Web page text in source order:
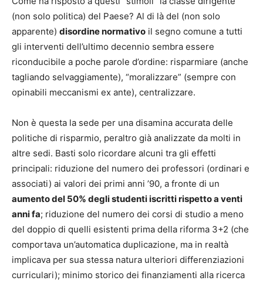
(non solo politica) del Paese? Al di là del (non solo
apparente) disordine normativo il segno comune a tutti
gli interventi dell’ultimo decennio sembra essere
riconducibile a poche parole d’ordine: risparmiare (anche
tagliando selvaggiamente), “moralizzare” (sempre con
opinabili meccanismi ex ante), centralizzare.
Non è questa la sede per una disamina accurata delle
politiche di risparmio, peraltro già analizzate da molti in
altre sedi. Basti solo ricordare alcuni tra gli effetti
principali: riduzione del numero dei professori (ordinari e
associati) ai valori dei primi anni ’90, a fronte di un
aumento del 50% degli studenti iscritti rispetto a venti
anni fa; riduzione del numero dei corsi di studio a meno
del doppio di quelli esistenti prima della riforma 3+2 (che
comportava un’automatica duplicazione, ma in realtà
implicava per sua stessa natura ulteriori differenziazioni
curriculari); minimo storico dei finanziamenti alla ricerca